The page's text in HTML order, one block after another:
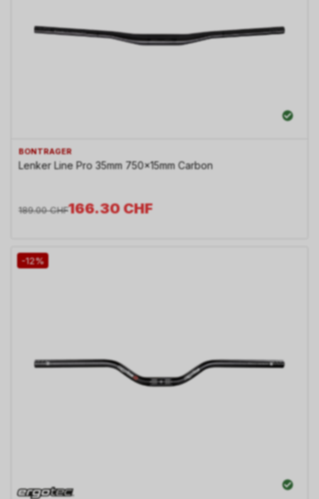
BONTRAGER
Lenker Line Pro 35mm 750x15mm Carbon
166.30CHF
189.00 CHF
-12%